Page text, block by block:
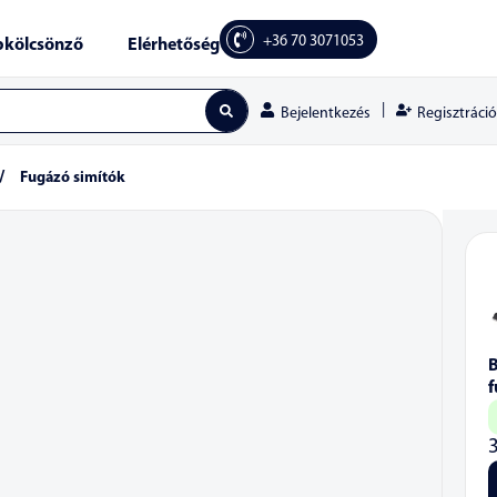
Elérhetőség +36 70 3071053
Bejelentkezés Regisztráció
/ Fugázó simítók